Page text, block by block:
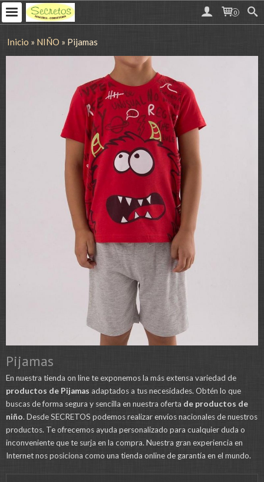
0
Inicio » NIÑO » Pijamas
Pijamas
En nuestra tienda on line te exponemos la más extensa variedad de
productos de Pijamas adaptados a tus necesidades. Obtén lo que
buscas de forma segura y sencilla en nuestra oferta de productos de
niño. Desde SECRETOS podemos realizar envíos nacionales de nuestros
productos. Te ofrecemos ayuda personalizado para cualquier duda o
inconveniente que te surja en la compra. Nuestra gran experiencia en
Internet nos posiciona como una tienda online de garantía en el mundo.